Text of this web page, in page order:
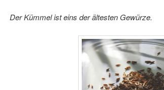
Der Kümmel ist eins der ältesten Gewürze.